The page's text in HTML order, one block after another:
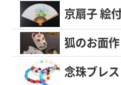
京扇子 絵
狐のお面
念珠ブレ